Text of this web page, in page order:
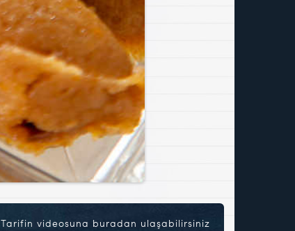
Tarifin videosuna buradan ulaşabilirsiniz